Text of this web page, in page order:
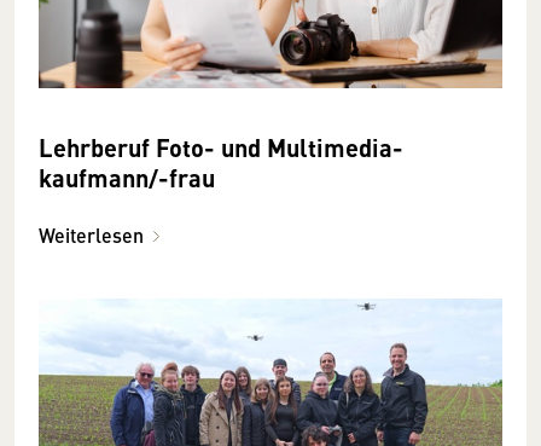
Lehr­beruf Foto- und Multimedia­
kaufmann/-frau
Weiterlesen